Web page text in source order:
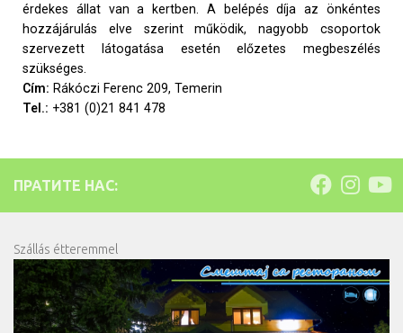
érdekes állat van a kertben. A belépés díja az önkéntes
hozzájárulás elve szerint működik, nagyobb csoportok
szervezett látogatása esetén előzetes megbeszélés
szükséges.
Cím: Rákóczi Ferenc 209, Temerin
Tel.: +381 (0)21 841 478
ПРАТИТЕ НАС:
Szállás étteremmel